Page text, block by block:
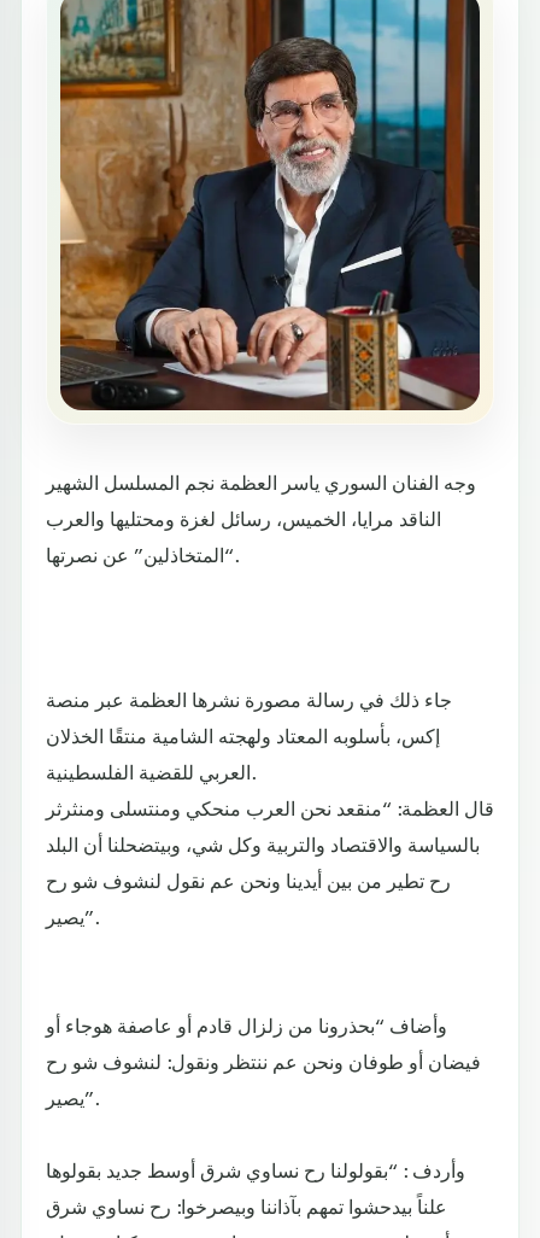
وجه الفنان السوري ياسر العظمة نجم المسلسل الشهير
الناقد مرايا، الخميس، رسائل لغزة ومحتليها والعرب
“المتخاذلين” عن نصرتها.
جاء ذلك في رسالة مصورة نشرها العظمة عبر منصة
إكس، بأسلوبه المعتاد ولهجته الشامية منتقًا الخذلان
العربي للقضية الفلسطينية.
قال العظمة: “منقعد نحن العرب منحكي ومنتسلى ومنثرثر
بالسياسة والاقتصاد والتربية وكل شي، وبيتضحلنا أن البلد
رح تطير من بين أيدينا ونحن عم نقول لنشوف شو رح
يصير”.
وأضاف “بحذرونا من زلزال قادم أو عاصفة هوجاء أو
فيضان أو طوفان ونحن عم ننتظر ونقول: لنشوف شو رح
يصير”.
وأردف : “بقولولنا رح نساوي شرق أوسط جديد بقولوها
علناً بيدحشوا تمهم بآذاننا وبيصرخوا: رح نساوي شرق